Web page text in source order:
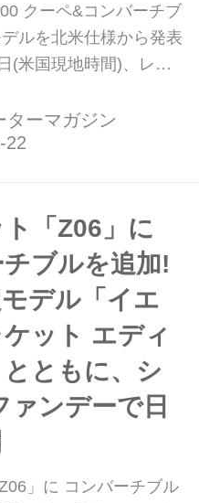
クーペ&コンバーチブ
ルを北米仕様から発表
(米国現地時間)、レク
の2026年モデルを発表
年秋からを予定して
ターマガジン
「Z06」に
ブルを追加!
デル「イエ
ット エディ
ともに、シ
ァンデーで日
」に コンバーチブル